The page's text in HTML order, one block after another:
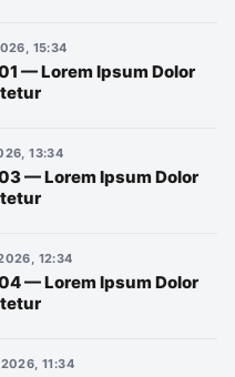
15:34
— Lorem Ipsum Dolor
13:34
— Lorem Ipsum Dolor
12:34
— Lorem Ipsum Dolor
11:34